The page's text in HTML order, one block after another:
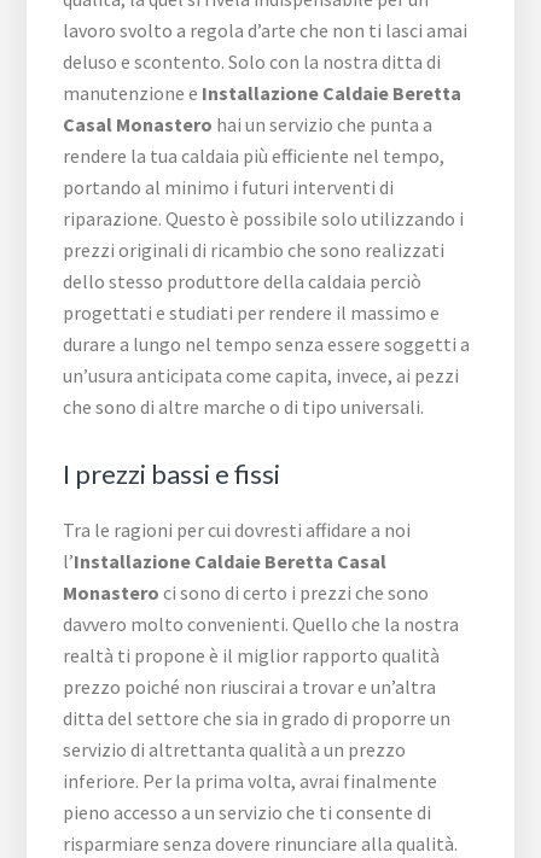
lavoro svolto a regola d’arte che non ti lasci amai
deluso e scontento. Solo con la nostra ditta di
manutenzione e Installazione Caldaie Beretta
Casal Monastero hai un servizio che punta a
rendere la tua caldaia più efficiente nel tempo,
portando al minimo i futuri interventi di
riparazione. Questo è possibile solo utilizzando i
prezzi originali di ricambio che sono realizzati
dello stesso produttore della caldaia perciò
progettati e studiati per rendere il massimo e
durare a lungo nel tempo senza essere soggetti a
un’usura anticipata come capita, invece, ai pezzi
che sono di altre marche o di tipo universali.
I prezzi bassi e fissi
Tra le ragioni per cui dovresti affidare a noi
l’Installazione Caldaie Beretta Casal
Monastero ci sono di certo i prezzi che sono
davvero molto convenienti. Quello che la nostra
realtà ti propone è il miglior rapporto qualità
prezzo poiché non riuscirai a trovar e un’altra
ditta del settore che sia in grado di proporre un
servizio di altrettanta qualità a un prezzo
inferiore. Per la prima volta, avrai finalmente
pieno accesso a un servizio che ti consente di
risparmiare senza dovere rinunciare alla qualità.